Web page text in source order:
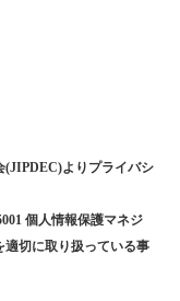
(JIPDEC)よりプライバシ
個人情報保護マネジ
適切に取り扱っている事